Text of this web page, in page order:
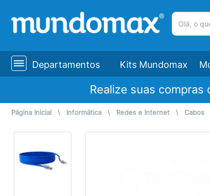
Departamentos Kits Mundomax
Realize suas compras
Página Inicial \ Informática \ Redes e Internet \ Cabos